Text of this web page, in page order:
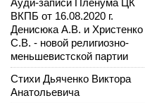
ВКПБ от 16.08.2020 г.
Денисюка А.В. и Христенко
С.В. - новой религиозно-
меньшевистской партии
Стихи Дьяченко Виктора
Анатольевича